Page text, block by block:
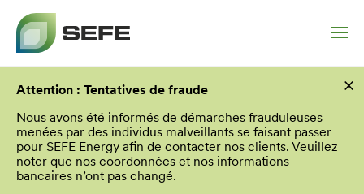
principal
Attention : Tentatives de fraude
Nous avons été informés de démarches frauduleuses
menées par des individus malveillants se faisant passer
pour SEFE Energy afin de contacter nos clients. Veuillez
noter que nos coordonnées et nos informations
bancaires n’ont pas changé.
×